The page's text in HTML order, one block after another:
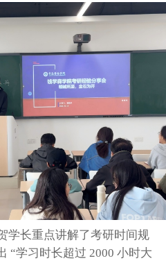
学长重点讲解了考研时间规
“学习时长超过 2000 小时大